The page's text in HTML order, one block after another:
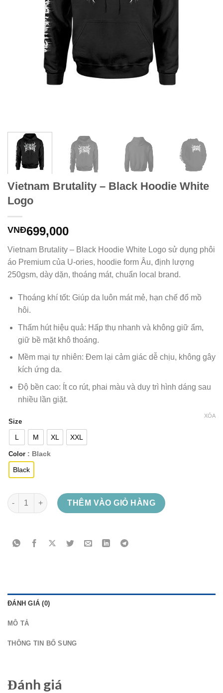
Vietnam Brutality – Black Hoodie White
Logo
VNĐ699,000
Vietnam Brutality – Black Hoodie White Logo sử dụng phôi
áo Premium của U-ories, hoodie form Âu, định lượng
250gsm, dày dặn, thoáng mát, chuẩn local brand.
Thoáng khí tốt: Giúp da luôn mát mẻ, hạn chế đổ mồ
hôi.
Thấm hút hiệu quả: Hấp thụ nhanh và không giữ ẩm,
giữ bề mặt khô thoáng.
Mềm mại tự nhiên: Đem lại cảm giác dễ chịu, không gây
kích ứng da.
Độ bền cao: Ít co rút, phai màu và duy trì hình dáng sau
nhiều lần giặt.
Size
L M XL XXL
Color : Black
Black
XÓA
Vietnam Brutality – Black Hoodie White Logo số lượng
THÊM VÀO GIỎ HÀNG
ĐÁNH GIÁ (0)
MÔ TẢ
THÔNG TIN BỔ SUNG
Đánh giá